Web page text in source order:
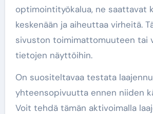
optimointityökalua, ne saattavat
keskenään ja aiheuttaa virheitä.
sivuston toimimattomuuteen tai
tietojen näyttöihin.
On suositeltavaa testata
yhteensopivuutta ennen niiden
Voit tehdä tämän aktivoimalla